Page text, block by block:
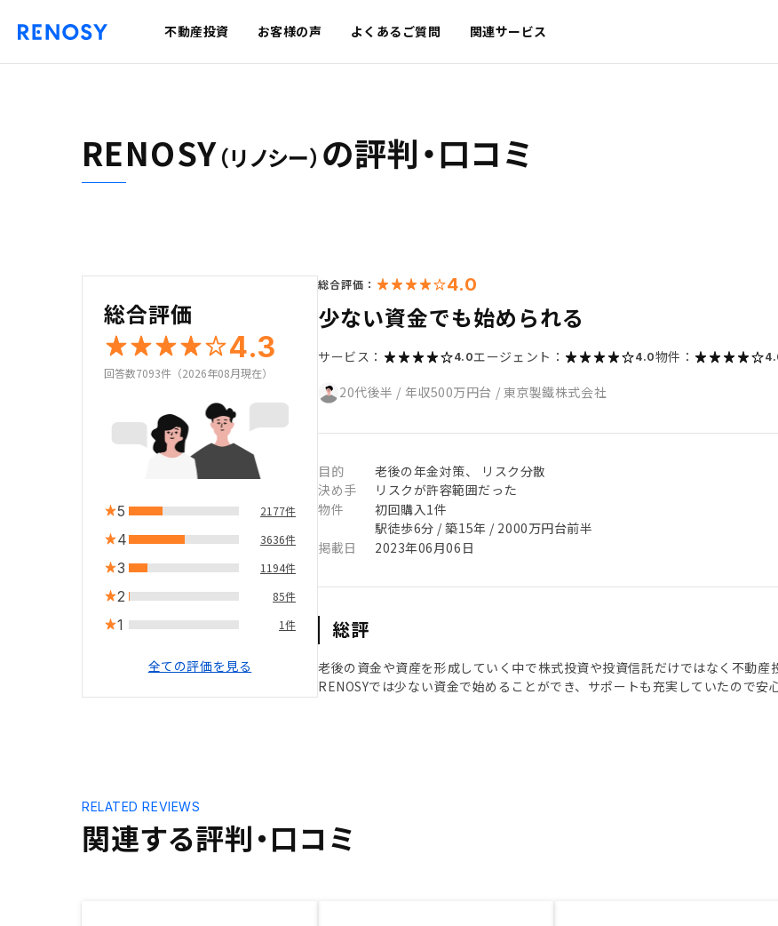
不動産投資 お客様の声 よくあるご質問 関連サービス
RENOSY（リノシー） の評判・口コミ
総合評価
4.3
回答数7093件（2026年08月現在）
5 2177件
4 3636件
3 1194件
2 85件
1 1件
全ての評価を見る
総合評価： 4.0
少ない資金でも始められる
サービス： 4.0エージェント： 4.0物件：
20代後半 / 年収500万円台 / 東京製鐵株式会社
目的
老後の年金対策、 リスク分散
決め手
リスクが許容範囲だった
物件
初回購入1件
駅徒歩6分 / 築15年 / 2000万円台前半
掲載日
2023年06月06日
総評
老後の資金や資産を形成していく中で株式投資や投資信託だけではなく不動産
RENOSYでは少ない資金で始めることができ、サポートも充実していたので安
関連する評判・口コミ
RELATED REVIEWS